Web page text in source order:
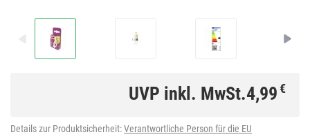
UVP inkl. MwSt.4,99€
Details zur Produktsicherheit:Verantwortliche Person für die EU